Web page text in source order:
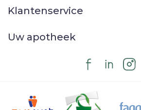
Diepte
Hoeveelheid
Verpakking
Klantenservice
Uw apotheek